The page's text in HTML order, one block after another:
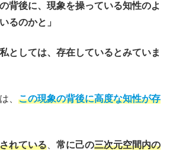
背後に、現象を操っている知性のよ
るのかと」
としては、存在しているとみていま
、 この現象の背後に高度な知性が存
れている 常に己の三次元空間内の